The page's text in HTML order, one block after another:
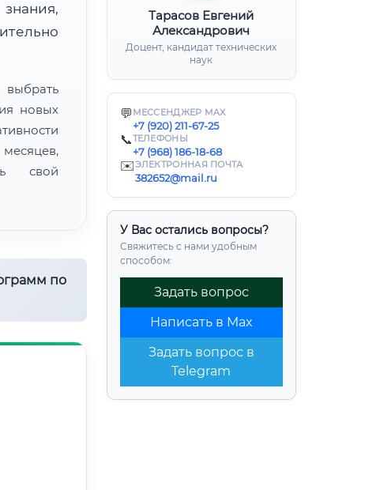
Тарасов Евгений
Александрович
Доцент, кандидат технических
наук
💬 МЕССЕНДЖЕР MAX
+7 (920) 211-67-25
📞ТЕЛЕФОНЫ
+7 (968) 186-18-68
✉️ЭЛЕКТРОННАЯ ПОЧТА
382652@mail.ru
У Вас остались вопросы?
Свяжитесь с нами удобным
способом:
Задать вопрос
Написать в Max
Задать вопрос в
Telegram
новых
свой
по